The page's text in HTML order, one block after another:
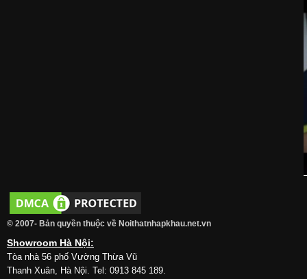
© 2007- Bản quyền thuộc về Noithatnhapkhau.net.vn
Showroom Hà Nội:
Tòa nhà 56 phố Vường Thừa Vũ
Thanh Xuân, Hà Nội. Tel: 0913 845 189.